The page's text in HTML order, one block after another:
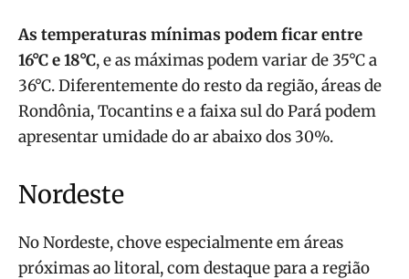
As temperaturas mínimas podem ficar entre
16°C e 18°C, e as máximas podem variar de 35°C a
36°C. Diferentemente do resto da região, áreas de
Rondônia, Tocantins e a faixa sul do Pará podem
apresentar umidade do ar abaixo dos 30%.
Nordeste
No Nordeste, chove especialmente em áreas
próximas ao litoral, com destaque para a região